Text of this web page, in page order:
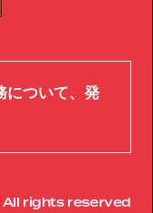
について、発
All rights reserved